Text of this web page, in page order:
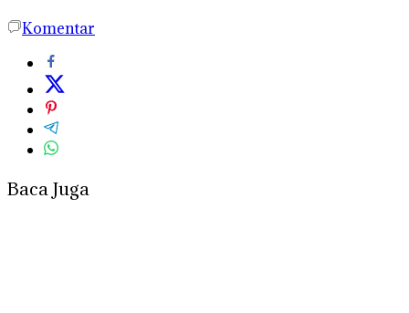
Komentar
Baca Juga